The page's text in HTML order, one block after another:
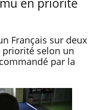
Français sur deux
priorité selon un
par la